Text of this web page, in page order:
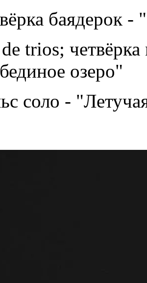
баядерок -
trios;
озеро"
соло -